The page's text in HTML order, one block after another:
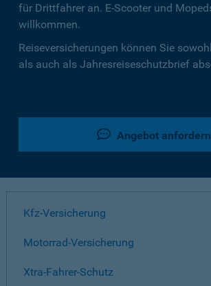
für Drittfahrer an. E-Scooter und
willkommen.
Reiseversicherungen können Sie
als auch als Jahresreiseschutzbrief
Angebot anfordern
Kfz-Versicherung
Motorrad-Versicherung
Xtra-Fahrer-Schutz